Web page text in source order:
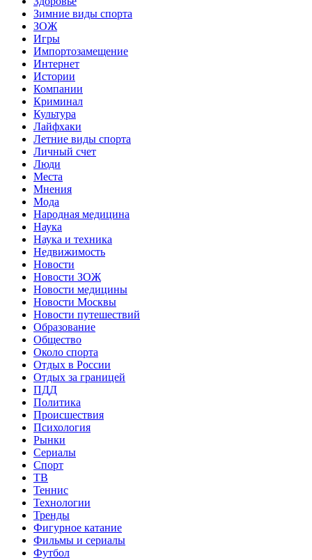
Зимние виды спорта
ЗОЖ
Игры
Импортозамещение
Интернет
Истории
Компании
Криминал
Культура
Лайфхаки
Летние виды спорта
Личный счет
Люди
Места
Мнения
Мода
Народная медицина
Наука
Наука и техника
Недвижимость
Новости
Новости ЗОЖ
Новости медицины
Новости Москвы
Новости путешествий
Образование
Общество
Около спорта
Отдых в России
Отдых за границей
ПДД
Политика
Происшествия
Психология
Рынки
Сериалы
Спорт
ТВ
Теннис
Технологии
Тренды
Фигурное катание
Фильмы и сериалы
Футбол